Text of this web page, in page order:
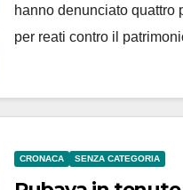
hanno denunciato quattro
per reati contro il
CRONACA SENZA CATEGORIA